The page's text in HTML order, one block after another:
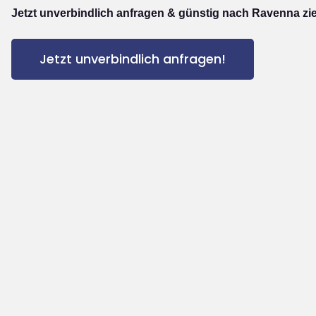
Jetzt unverbindlich anfragen & günstig nach Ravenna
Jetzt unverbindlich anfragen!